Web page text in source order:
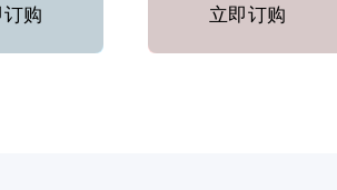
购 立即订购